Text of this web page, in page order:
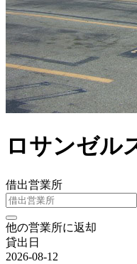
ロサンゼル
借出営業所
他の営業所に返却
貸出日
2026-08-12